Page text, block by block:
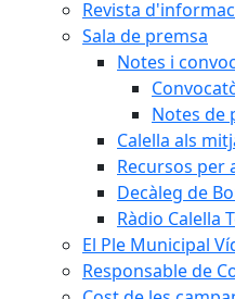
Revista
Sala de premsa
Notes i
Notes de
Calella als
Recursos per
Decàleg de
Ràdio Calella
El Ple Municipal
Responsable de